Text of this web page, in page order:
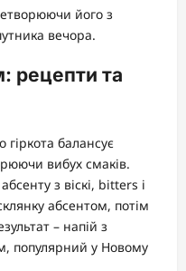
його з
вечора.
рецепти та
гіркота балансує
вибух смаків.
з віскі, bitters і
абсентом, потім
– напій з
популярний у Новому